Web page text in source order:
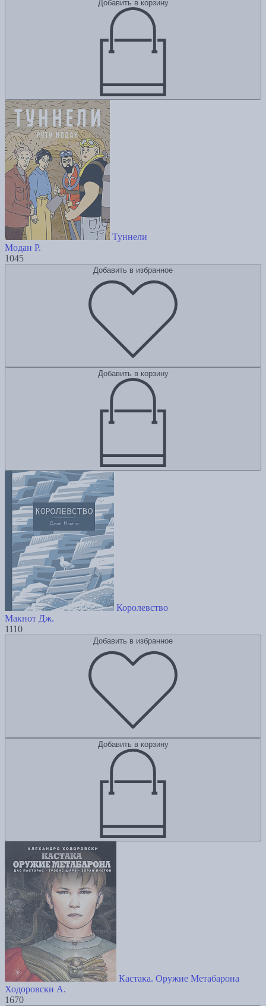
Добавить в корзину
Туннели
Модан Р.
1045
Добавить в избранное
Добавить в корзину
Королевство
Макнот Дж.
1110
Добавить в избранное
Добавить в корзину
Кастака. Оружие Метабарона
Ходоровски А.
1670